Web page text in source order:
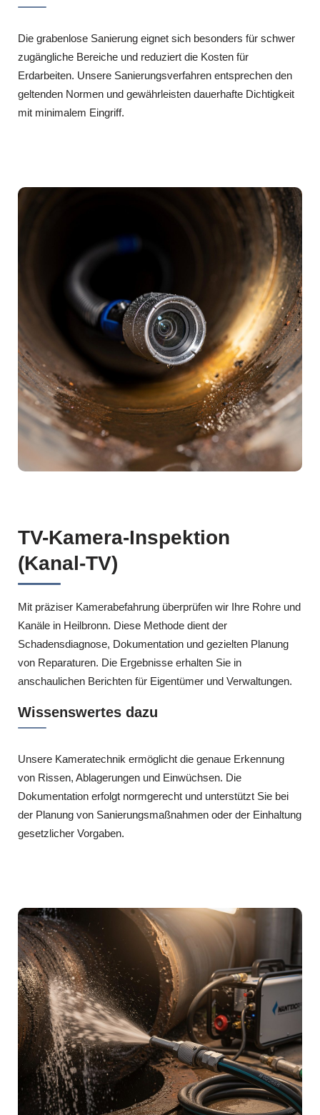
Die grabenlose Sanierung eignet sich besonders für schwer
zugängliche Bereiche und reduziert die Kosten für
Erdarbeiten. Unsere Sanierungsverfahren entsprechen den
geltenden Normen und gewährleisten dauerhafte Dichtigkeit
mit minimalem Eingriff.
TV-Kamera-Inspektion
(Kanal-TV)
Mit präziser Kamerabefahrung überprüfen wir Ihre Rohre und
Kanäle in Heilbronn. Diese Methode dient der
Schadensdiagnose, Dokumentation und gezielten Planung
von Reparaturen. Die Ergebnisse erhalten Sie in
anschaulichen Berichten für Eigentümer und Verwaltungen.
Wissenswertes dazu
Unsere Kameratechnik ermöglicht die genaue Erkennung
von Rissen, Ablagerungen und Einwüchsen. Die
Dokumentation erfolgt normgerecht und unterstützt Sie bei
der Planung von Sanierungsmaßnahmen oder der Einhaltung
gesetzlicher Vorgaben.